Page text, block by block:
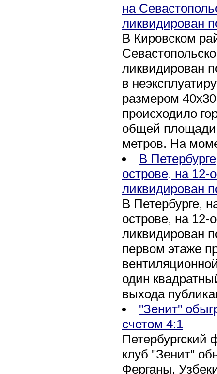
на
ликвидирован
В Кировском
ликвидирован
в
размером
происходило
общей площади
метров. На
В
острове, на 12-
ликвидирован
В Петербурге,
острове, на 12-
ликвидирован
первом этаже
один
выхода
"Зенит"
счетом 4:1
Петербургский
клуб "Зенит"
Ферганы,